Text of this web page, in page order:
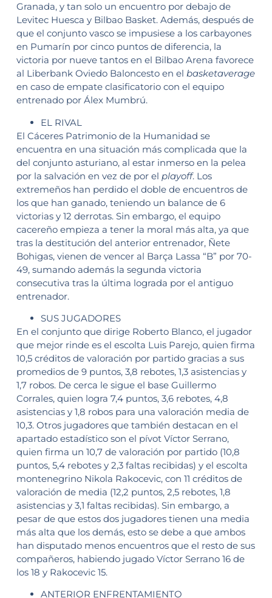
Granada, y tan solo un encuentro por debajo de
Levitec Huesca y Bilbao Basket. Además, después de
que el conjunto vasco se impusiese a los carbayones
en Pumarín por cinco puntos de diferencia, la
victoria por nueve tantos en el Bilbao Arena favorece
al Liberbank Oviedo Baloncesto en el basketaverage
en caso de empate clasificatorio con el equipo
entrenado por Álex Mumbrú.
EL RIVAL
El Cáceres Patrimonio de la Humanidad se
encuentra en una situación más complicada que la
del conjunto asturiano, al estar inmerso en la pelea
por la salvación en vez de por el playoff. Los
extremeños han perdido el doble de encuentros de
los que han ganado, teniendo un balance de 6
victorias y 12 derrotas. Sin embargo, el equipo
cacereño empieza a tener la moral más alta, ya que
tras la destitución del anterior entrenador, Ñete
Bohigas, vienen de vencer al Barça Lassa “B” por 70-
49, sumando además la segunda victoria
consecutiva tras la última lograda por el antiguo
entrenador.
SUS JUGADORES
En el conjunto que dirige Roberto Blanco, el jugador
que mejor rinde es el escolta Luis Parejo, quien firma
10,5 créditos de valoración por partido gracias a sus
promedios de 9 puntos, 3,8 rebotes, 1,3 asistencias y
1,7 robos. De cerca le sigue el base Guillermo
Corrales, quien logra 7,4 puntos, 3,6 rebotes, 4,8
asistencias y 1,8 robos para una valoración media de
10,3. Otros jugadores que también destacan en el
apartado estadístico son el pívot Víctor Serrano,
quien firma un 10,7 de valoración por partido (10,8
puntos, 5,4 rebotes y 2,3 faltas recibidas) y el escolta
montenegrino Nikola Rakocevic, con 11 créditos de
valoración de media (12,2 puntos, 2,5 rebotes, 1,8
asistencias y 3,1 faltas recibidas). Sin embargo, a
pesar de que estos dos jugadores tienen una media
más alta que los demás, esto se debe a que ambos
han disputado menos encuentros que el resto de sus
compañeros, habiendo jugado Víctor Serrano 16 de
los 18 y Rakocevic 15.
ANTERIOR ENFRENTAMIENTO